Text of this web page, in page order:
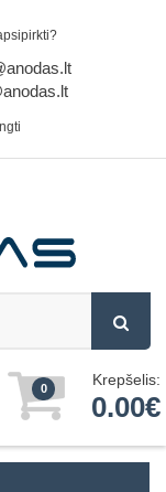
0 Krepšelis:
0.00€